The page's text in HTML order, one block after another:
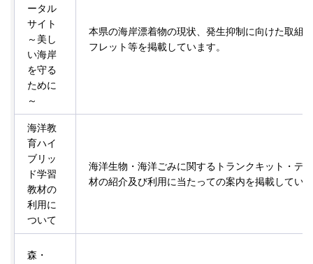
ータル
サイト
～美し
い海岸
を守る
ために
～
本県の海岸漂着物の現状、発生抑制に向けた取組
フレット等を掲載しています。
海洋教
育ハイ
ブリッ
ド学習
教材の
利用に
ついて
海洋生物・海洋ごみに関するトランクキット・デ
材の紹介及び利用に当たっての案内を掲載してい
森・